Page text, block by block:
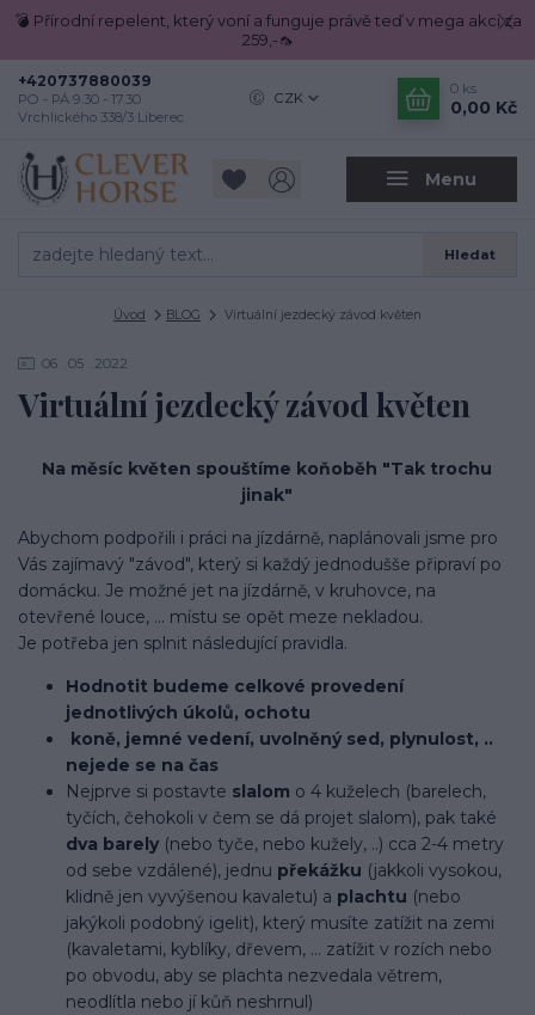
💣 Přírodní repelent, který voní a funguje právě teď v mega akci za
259,-🦟
Menu
CZK
Hledat
+420737880039
PO - PÁ 9.30 - 17.30
Vrchlického 338/3 Liberec
0 ks
0,00 Kč
Úvod BLOG Virtuální jezdecký závod květen
06 05 2022
Virtuální jezdecký závod květen
Na měsíc květen spouštíme koňoběh "Tak trochu
jinak"
Abychom podpořili i práci na jízdárně, naplánovali jsme pro
Vás zajímavý "závod", který si každý jednodušše připraví po
domácku. Je možné jet na jízdárně, v kruhovce, na
otevřené louce, ... místu se opět meze nekladou.
Je potřeba jen splnit následující pravidla.
Hodnotit budeme celkové provedení
jednotlivých úkolů, ochotu
koně, jemné vedení, uvolněný sed, plynulost, ..
nejede se na čas
Nejprve si postavte slalom o 4 kuželech (barelech,
tyčích, čehokoli v čem se dá projet slalom), pak také
dva barely (nebo tyče, nebo kužely, ..) cca 2-4 metry
od sebe vzdálené), jednu překážku (jakkoli vysokou,
klidně jen vyvýšenou kavaletu) a plachtu (nebo
jakýkoli podobný igelit), který musíte zatížit na zemi
(kavaletami, kyblíky, dřevem, ... zatížit v rozích nebo
po obvodu, aby se plachta nezvedala větrem,
neodlítla nebo jí kůň neshrnul)